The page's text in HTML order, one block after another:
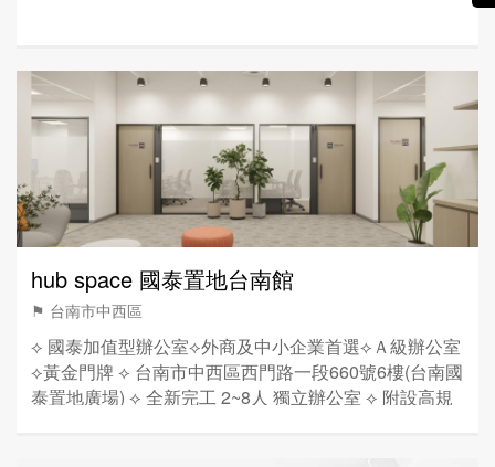
hub space 國泰置地台南館
⚑ 台南市中西區
⟡ 國泰加值型辦公室⟡外商及中小企業首選⟡Ａ級辦公室
⟡黃金門牌 ⟡ 台南市中西區西門路一段660號6樓(台南國
泰置地廣場) ⟡ 全新完工 2~8人 獨立辦公室 ⟡ 附設高規